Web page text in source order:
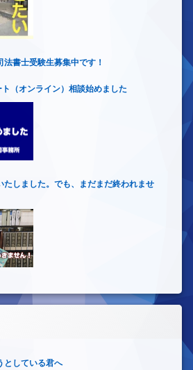
書士受験生募集中です！
（オンライン）相談始めました
たしました。でも、まだまだ終われませ
としている君へ